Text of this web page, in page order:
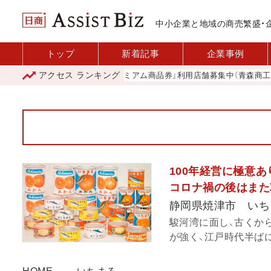
中小企業と地域の商売繁盛・
トップ 新着記事 企業事例
アクセス ランキング
「青森市プレミアム商品券」利用店舗募集中（青森商工会議
100年経営に極意あ
コロナ禍の後はま
静岡県焼津市 いち
駿河湾に面し、古くか
が強く、江戸時代半ば